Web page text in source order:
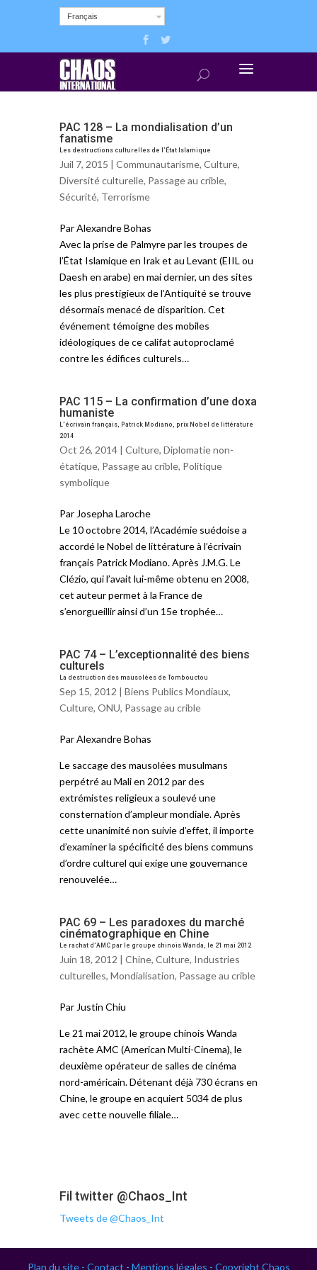
Français
PAC 128 – La mondialisation d’un
fanatisme
Les destructions culturelles de l’État Islamique
Juil 7, 2015 | Communautarisme, Culture,
Diversité culturelle, Passage au crible,
Sécurité, Terrorisme
Par Alexandre Bohas
Avec la prise de Palmyre par les troupes de
l’État Islamique en Irak et au Levant (EIIL ou
Daesh en arabe) en mai dernier, un des sites
les plus prestigieux de l’Antiquité se trouve
désormais menacé de disparition. Cet
événement témoigne des mobiles
idéologiques de ce califat autoproclamé
contre les édifices culturels…
PAC 115 – La confirmation d’une doxa
humaniste
L’écrivain français, Patrick Modiano, prix Nobel de littérature
2014
Oct 26, 2014 | Culture, Diplomatie non-
étatique, Passage au crible, Politique
symbolique
Par Josepha Laroche
Le 10 octobre 2014, l’Académie suédoise a
accordé le Nobel de littérature à l’écrivain
français Patrick Modiano. Après J.M.G. Le
Clézio, qui l’avait lui-même obtenu en 2008,
cet auteur permet à la France de
s’enorgueillir ainsi d’un 15e trophée…
PAC 74 – L’exceptionnalité des biens
culturels
La destruction des mausolées de Tombouctou
Sep 15, 2012 | Biens Publics Mondiaux,
Culture, ONU, Passage au crible
Par Alexandre Bohas
Le saccage des mausolées musulmans
perpétré au Mali en 2012 par des
extrémistes religieux a soulevé une
consternation d’ampleur mondiale. Après
cette unanimité non suivie d’effet, il importe
d’examiner la spécificité des biens communs
d’ordre culturel qui exige une gouvernance
renouvelée…
PAC 69 – Les paradoxes du marché
cinématographique en Chine
Le rachat d’AMC par le groupe chinois Wanda, le 21 mai 2012
Juin 18, 2012 | Chine, Culture, Industries
culturelles, Mondialisation, Passage au crible
Par Justin Chiu
Le 21 mai 2012, le groupe chinois Wanda
rachète AMC (American Multi-Cinema), le
deuxième opérateur de salles de cinéma
nord-américain. Détenant déjà 730 écrans en
Chine, le groupe en acquiert 5034 de plus
avec cette nouvelle filiale…
Fil twitter @Chaos_Int
Tweets de @Chaos_Int
Plan du site - Contact - Mentions légales - Copyright Chaos